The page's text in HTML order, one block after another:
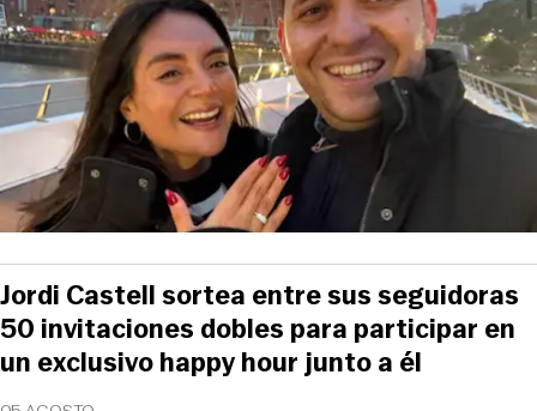
Jordi Castell sortea entre sus seguidoras
50 invitaciones dobles para participar en
un exclusivo happy hour junto a él